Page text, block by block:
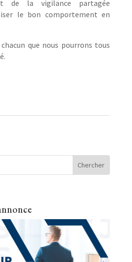
de la vigilance partagée
le bon comportement en
chacun que nous pourrons tous